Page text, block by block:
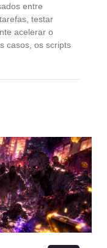
entre
testar
acelerar o
casos, os scripts